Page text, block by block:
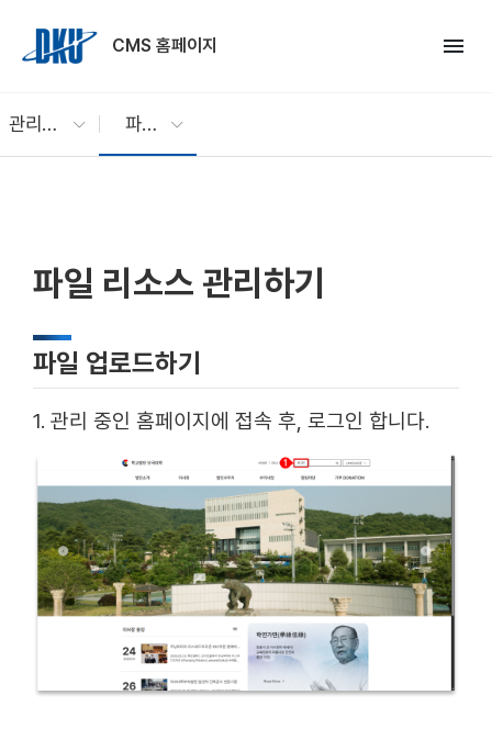
CMS 홈페이지
menu
관리자 매뉴얼 파일 리소스 관리하기
파일 리소스 관리하기
파일 업로드하기
1. 관리 중인 홈페이지에 접속 후, 로그인 합니다.